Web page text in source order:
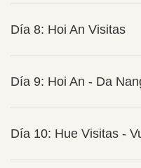
Día 8: Hoi An Visitas
Día 9: Hoi An - Da
Día 10: Hue Visitas -